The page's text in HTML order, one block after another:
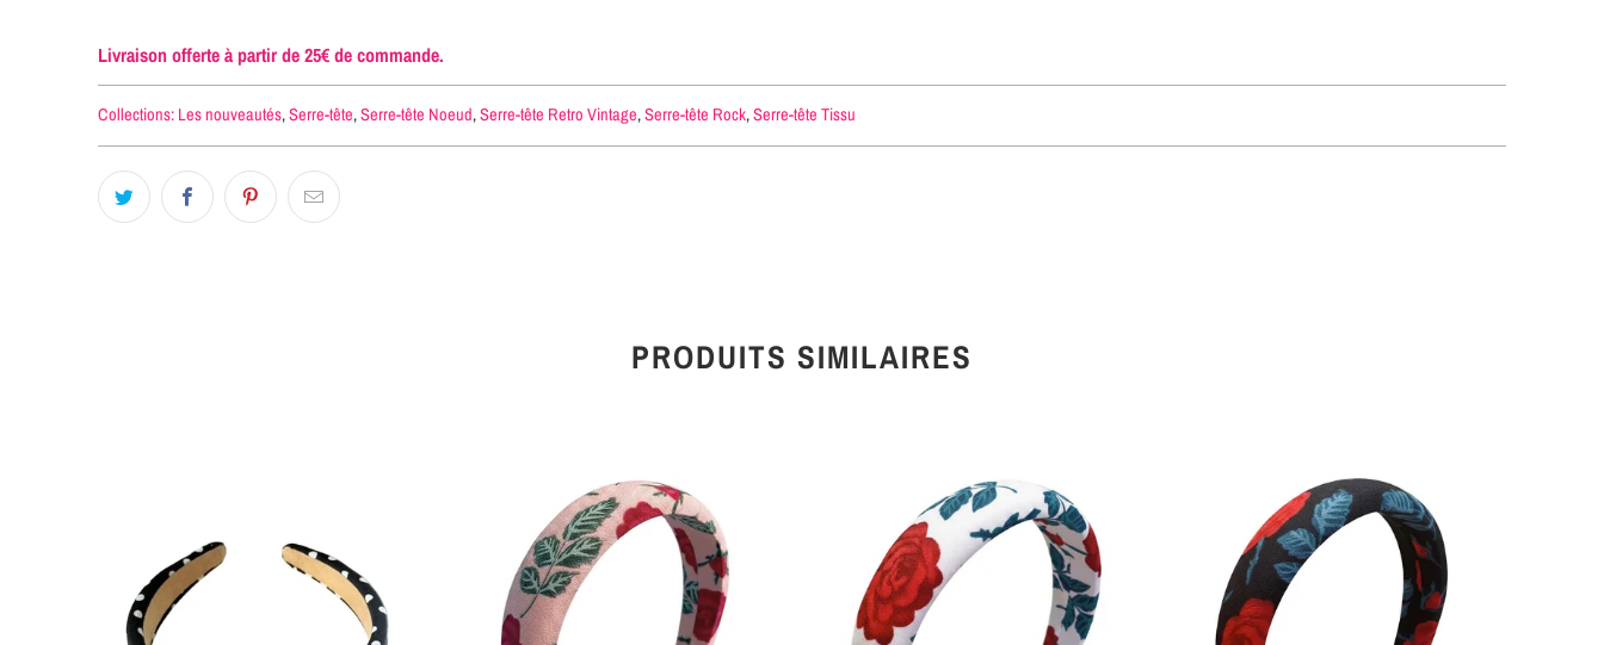
Livraison offerte à partir de 25€ de commande.
Collections: Les nouveautés,Serre-tête,Serre-tête Noeud,Serre-tête Retro Vintage,Serre-tête Rock,Serre-tête Tissu
PRODUITS SIMILAIRES